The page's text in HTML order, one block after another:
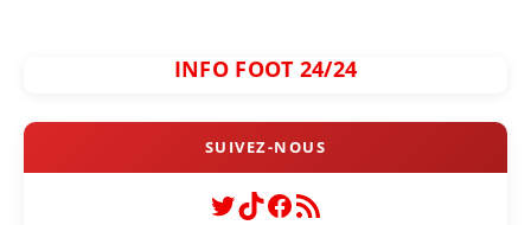
INFO FOOT 24/24
Twitter
TikTok
Facebook
Flux RSS